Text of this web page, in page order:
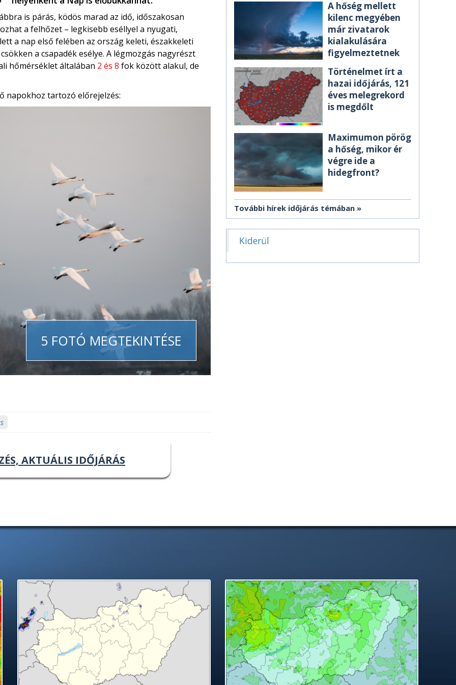
is párás, ködös marad az idő, időszakosan
a felhőzet – legkisebb eséllyel a nyugati,
a nap első felében az ország keleti, északkeleti
a csapadék esélye. A légmozgás nagyrészt
hőmérséklet általában 2 és 8 fok között alakul, de
napokhoz tartozó előrejelzés:
5 FOTÓ MEGTEKINTÉSE
AKTUÁLIS IDŐJÁRÁS
A hőség mellett
kilenc megyében
már zivatarok
kialakulására
figyelmeztetnek
Történelmet írt a
hazai időjárás, 121
éves melegrekord
is megdőlt
Maximumon pörög
a hőség, mikor ér
végre ide a
hidegfront?
További hírek időjárás témában
Kiderül